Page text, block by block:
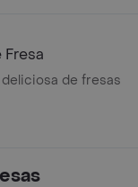
Fresa
de fresas